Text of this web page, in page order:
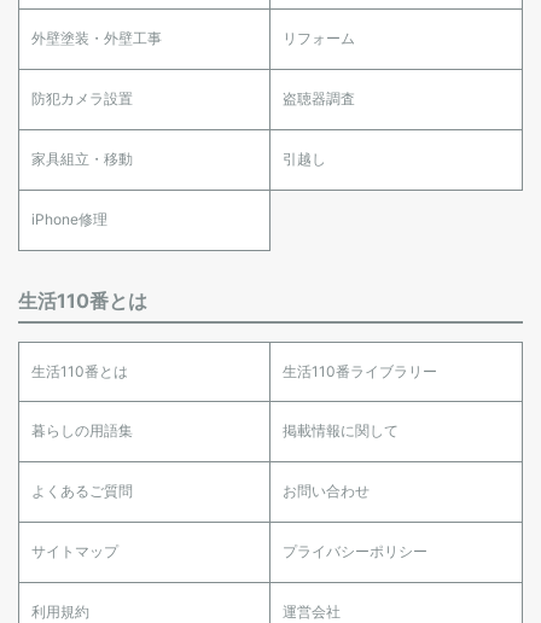
外壁塗装・外壁工事 リフォーム
防犯カメラ設置 盗聴器調査
家具組立・移動 引越し
iPhone修理
生活110番とは
生活110番とは 生活110番ライブラリー
暮らしの用語集 掲載情報に関して
よくあるご質問 お問い合わせ
サイトマップ プライバシーポリシー
利用規約 運営会社